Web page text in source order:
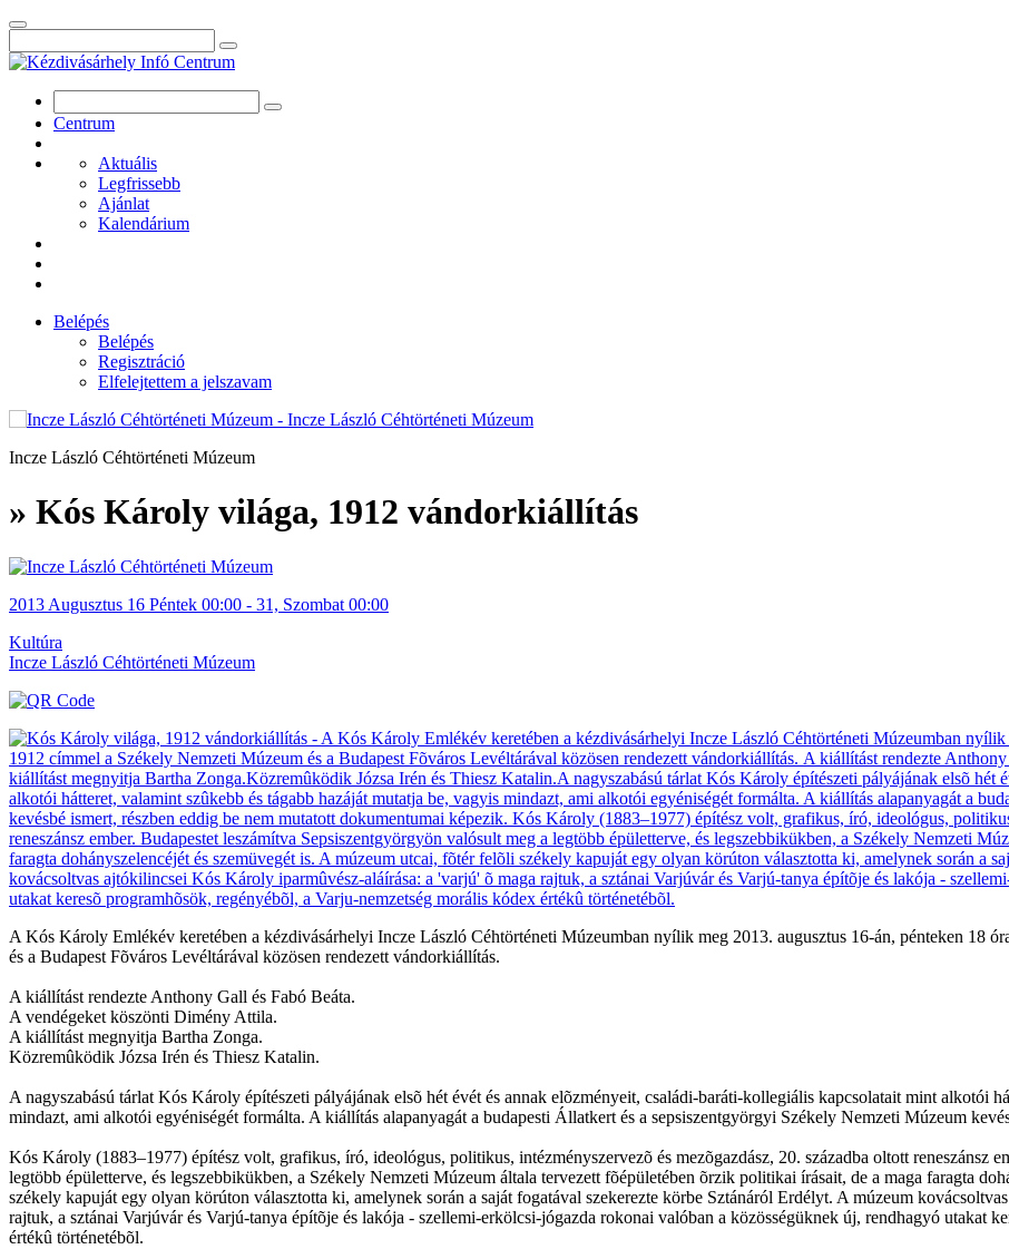
Centrum
Aktuális
Legfrissebb
Ajánlat
Kalendárium
Belépés
Belépés
Regisztráció
Elfelejtettem a jelszavam
Incze László Céhtörténeti Múzeum
» Kós Károly világa, 1912 vándorkiállítás
2013 Augusztus 16 Péntek 00:00 - 31, Szombat 00:00
Kultúra
Incze László Céhtörténeti Múzeum
A Kós Károly Emlékév keretében a kézdivásárhelyi Incze László Céhtörténeti Múzeumban nyílik meg 2013. augusztus 16-án, pénteken 18
és a Budapest Fõváros Levéltárával közösen rendezett vándorkiállítás.
A kiállítást rendezte Anthony Gall és Fabó Beáta.
A vendégeket köszönti Dimény Attila.
A kiállítást megnyitja Bartha Zonga.
Közremûködik Józsa Irén és Thiesz Katalin.
A nagyszabású tárlat Kós Károly építészeti pályájának elsõ hét évét és annak elõzményeit, családi-baráti-kollegiális kapcsolatait mint alkotói
mindazt, ami alkotói egyéniségét formálta. A kiállítás alapanyagát a budapesti Állatkert és a sepsiszentgyörgyi Székely Nemzeti Múzeum
Kós Károly (1883–1977) építész volt, grafikus, író, ideológus, politikus, intézményszervezõ és mezõgazdász, 20. századba oltott reneszánsz
legtöbb épületterve, és legszebbikükben, a Székely Nemzeti Múzeum általa tervezett fõépületében õrzik politikai írásait, de a maga faragta
székely kapuját egy olyan körúton választotta ki, amelynek során a saját fogatával szekerezte körbe Sztánáról Erdélyt. A múzeum
rajtuk, a sztánai Varjúvár és Varjú-tanya építõje és lakója - szellemi-erkölcsi-jógazda rokonai valóban a közösségüknek új, rendhagyó utakat
értékû történetébõl.